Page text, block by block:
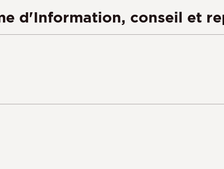
d'Information, conseil et